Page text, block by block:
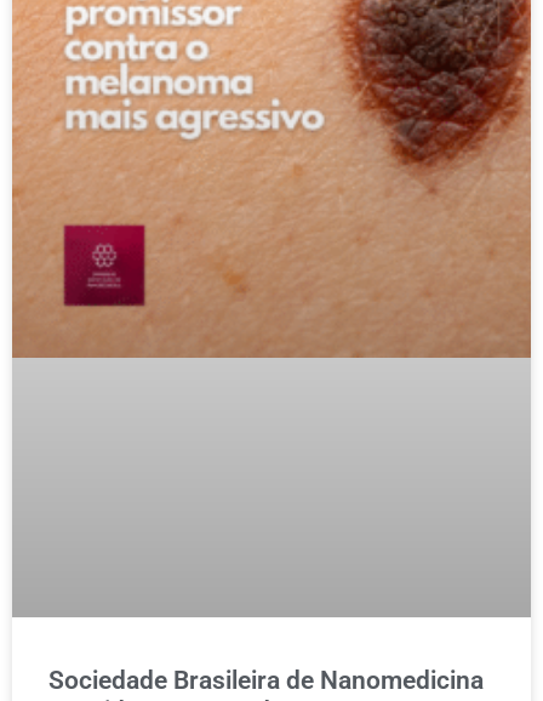
Sociedade Brasileira de Nanomedicina